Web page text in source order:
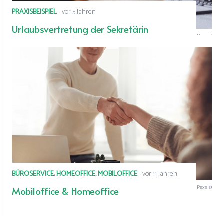
© Sekretariatsservice (Foto: Olenka Sergienko von Pexels)
PRAXISBEISPIEL vor 5 Jahren
Urlaubsvertretung der Sekretärin
© Kontakt (Foto: Fauxels von Pexels)
BÜROSERVICE,HOMEOFFICE,MOBILOFFICE vor 11 Jahren
Mobiloffice & Homeoffice